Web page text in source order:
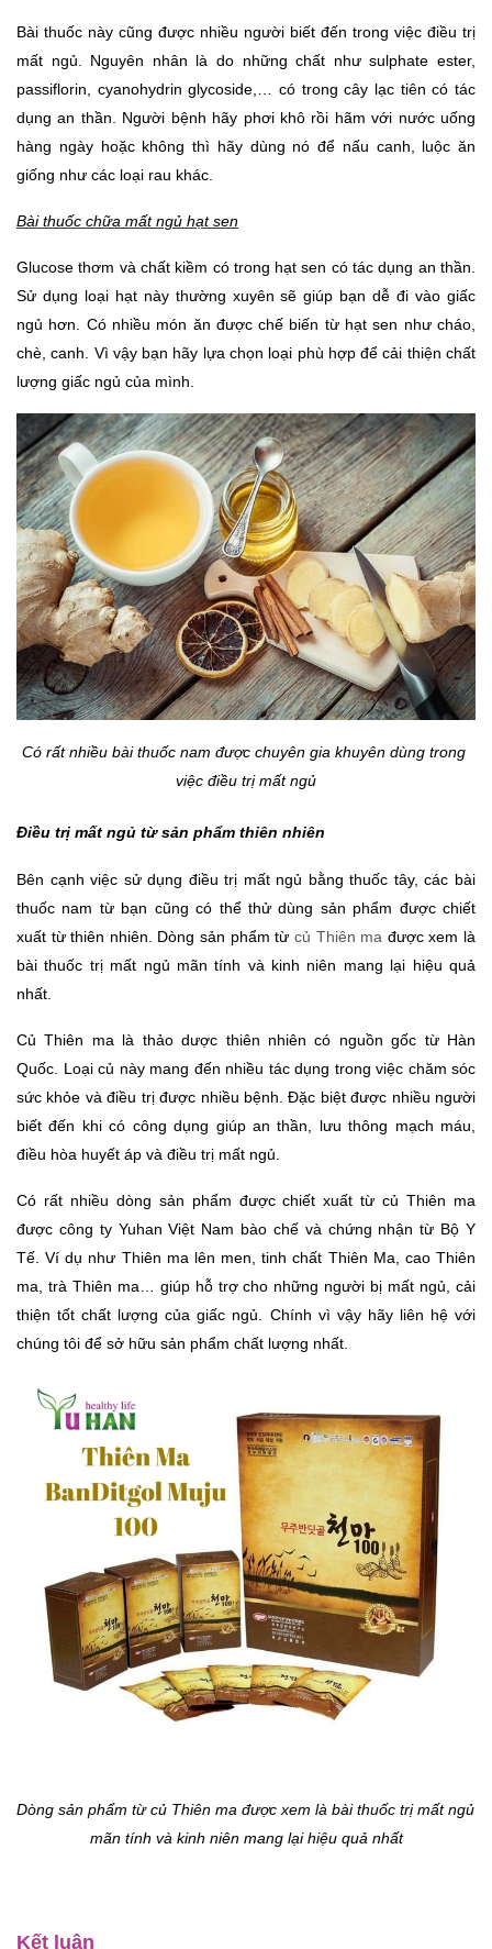
Bài thuốc này cũng được nhiều người biết đến trong việc điều trị
mất ngủ. Nguyên nhân là do những chất như sulphate ester,
passiflorin, cyanohydrin glycoside,… có trong cây lạc tiên có tác
dụng an thần. Người bệnh hãy phơi khô rồi hãm với nước uống
hàng ngày hoặc không thì hãy dùng nó để nấu canh, luộc ăn
giống như các loại rau khác.
Bài thuốc chữa mất ngủ hạt sen
Glucose thơm và chất kiềm có trong hạt sen có tác dụng an thần.
Sử dụng loại hạt này thường xuyên sẽ giúp bạn dễ đi vào giấc
ngủ hơn. Có nhiều món ăn được chế biến từ hạt sen như cháo,
chè, canh. Vì vậy bạn hãy lựa chọn loại phù hợp để cải thiện chất
lượng giấc ngủ của mình.
Có rất nhiều bài thuốc nam được chuyên gia khuyên dùng trong
việc điều trị mất ngủ
Điều trị mất ngủ từ sản phẩm thiên nhiên
Bên cạnh việc sử dụng điều trị mất ngủ bằng thuốc tây, các bài
thuốc nam từ bạn cũng có thể thử dùng sản phẩm được chiết
xuất từ thiên nhiên. Dòng sản phẩm từ củ Thiên ma được xem là
bài thuốc trị mất ngủ mãn tính và kinh niên mang lại hiệu quả
nhất.
Củ Thiên ma là thảo dược thiên nhiên có nguồn gốc từ Hàn
Quốc. Loại củ này mang đến nhiều tác dụng trong việc chăm sóc
sức khỏe và điều trị được nhiều bệnh. Đặc biệt được nhiều người
biết đến khi có công dụng giúp an thần, lưu thông mạch máu,
điều hòa huyết áp và điều trị mất ngủ.
Có rất nhiều dòng sản phẩm được chiết xuất từ củ Thiên ma
được công ty Yuhan Việt Nam bào chế và chứng nhận từ Bộ Y
Tế. Ví dụ như Thiên ma lên men, tinh chất Thiên Ma, cao Thiên
ma, trà Thiên ma… giúp hỗ trợ cho những người bị mất ngủ, cải
thiện tốt chất lượng của giấc ngủ. Chính vì vậy hãy liên hệ với
chúng tôi để sở hữu sản phẩm chất lượng nhất.
Dòng sản phẩm từ củ Thiên ma được xem là bài thuốc trị mất ngủ
mãn tính và kinh niên mang lại hiệu quả nhất
Kết luận